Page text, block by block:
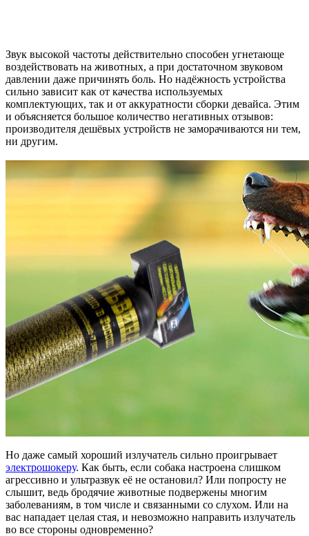
Звук высокой частоты действительно способен угнетающе
воздействовать на животных, а при достаточном звуковом
давлении даже причинять боль. Но надёжность устройства
сильно зависит как от качества используемых
комплектующих, так и от аккуратности сборки девайса. Этим
и объясняется большое количество негативных отзывов:
производителя дешёвых устройств не заморачиваются ни тем,
ни другим.
Но даже самый хороший излучатель сильно проигрывает
электрошокеру. Как быть, если собака настроена слишком
агрессивно и ультразвук её не остановил? Или попросту не
слышит, ведь бродячие животные подвержены многим
заболеваниям, в том числе и связанными со слухом. Или на
вас нападает целая стая, и невозможно направить излучатель
во все стороны одновременно?